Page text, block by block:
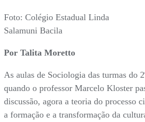
Foto: Colégio Estadual Linda
Salamuni Bacila
Por Talita Moretto
As aulas de Sociologia das turmas do
quando o professor Marcelo Kloster
discussão, agora a teoria do processo
a formação e a transformação da